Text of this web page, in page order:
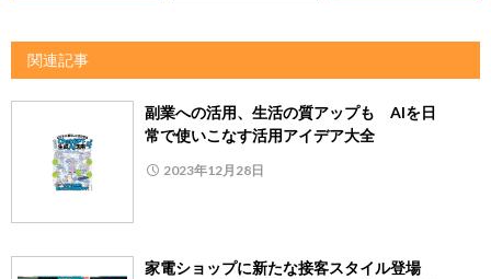
関連記事
副業への活用、生活の質アップも AIを日
常で使いこなす活用アイデア大全
2023年12月28日
家電ショップに新たな接客スタイル登場